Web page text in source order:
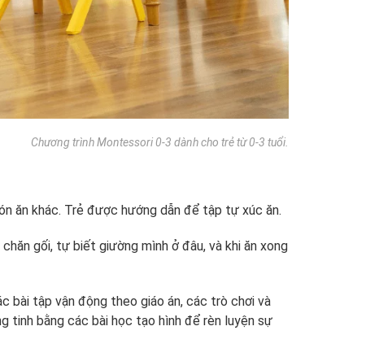
Chương trình Montessori 0-3 dành cho trẻ từ 0-3 tuổi.
ăn khác. Trẻ được hướng dẫn để tập tự xúc ăn.
gối, tự biết giường mình ở đâu, và khi ăn xong
bài tập vận động theo giáo án, các trò chơi và
tinh bằng các bài học tạo hình để rèn luyện sự